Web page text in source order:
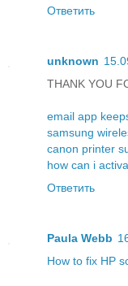
Ответить
unknown
THANK YOU
email app
samsung
canon printer
how can i
Ответить
Paula Webb
How to fix HP